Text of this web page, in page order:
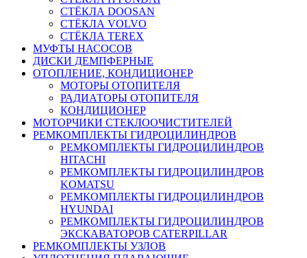
СТЁКЛА DOOSAN
СТЁКЛА VOLVO
СТЁКЛА TEREX
МУФТЫ НАСОСОВ
ДИСКИ ДЕМПФЕРНЫЕ
ОТОПЛЕНИЕ, КОНДИЦИОНЕР
МОТОРЫ ОТОПИТЕЛЯ
РАДИАТОРЫ ОТОПИТЕЛЯ
КОНДИЦИОНЕР
МОТОРЧИКИ СТЕКЛООЧИСТИТЕЛЕЙ
РЕМКОМПЛЕКТЫ ГИДРОЦИЛИНДРОВ
РЕМКОМПЛЕКТЫ ГИДРОЦИЛИНДРОВ
HITACHI
РЕМКОМПЛЕКТЫ ГИДРОЦИЛИНДРОВ
KOMATSU
РЕМКОМПЛЕКТЫ ГИДРОЦИЛИНДРОВ
HYUNDAI
РЕМКОМПЛЕКТЫ ГИДРОЦИЛИНДРОВ
ЭКСКАВАТОРОВ CATERPILLAR
РЕМКОМПЛЕКТЫ УЗЛОВ